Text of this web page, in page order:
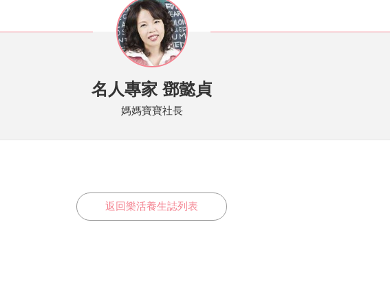
名人專家 鄧懿貞
媽媽寶寶社長
返回樂活養生誌列表